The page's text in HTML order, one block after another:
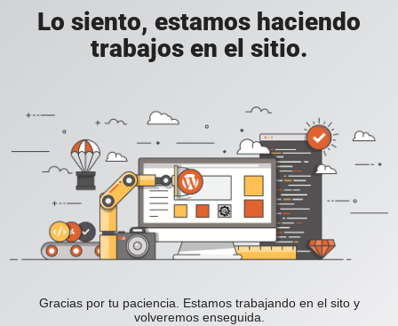
Lo siento, estamos haciendo
trabajos en el sitio.
Gracias por tu paciencia. Estamos trabajando en el sito y
volveremos enseguida.